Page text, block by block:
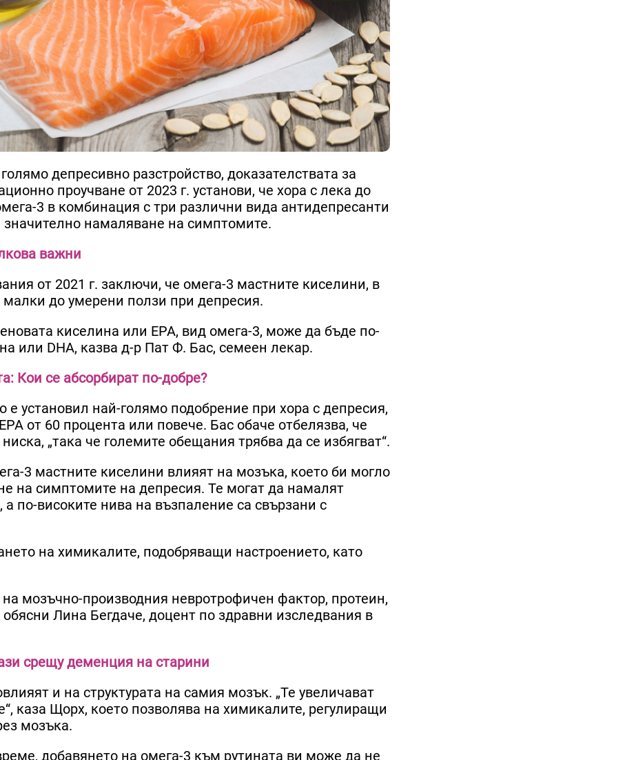
депресивно разстройство, доказателствата за
проучване от 2023 г. установи, че хора с лека до
3 в комбинация с три различни вида антидепресанти
намаляване на симптомите.
важни
от 2021 г. заключи, че омега-3 мастните киселини, в
малки до умерени ползи при депресия.
киселина или EPA, вид омега-3, може да бъде по-
или DHA, казва д-р Пат Ф. Бас, семеен лекар.
Кои се абсорбират по-добре?
е установил най-голямо подобрение при хора с депресия,
от 60 процента или повече. Бас обаче отбелязва, че
„така че големите обещания трябва да се избягват“.
3 мастните киселини влияят на мозъка, което би могло
на симптомите на депресия. Те могат да намалят
по-високите нива на възпаление са свързани с
на химикалите, подобряващи настроението, като
мозъчно-производния невротрофичен фактор, протеин,
Лина Бегдаче, доцент по здравни изследвания в
срещу деменция на старини
и на структурата на самия мозък. „Те увеличават
каза Щорх, което позволява на химикалите, регулиращи
мозъка.
добавянето на омега-3 към рутината ви може да не